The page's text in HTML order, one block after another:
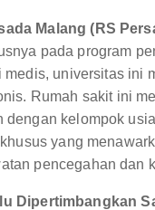
Malang (RS
pada program
universitas ini
Rumah sakit ini
dengan kelompok
yang
pencegahan dan
Dipertimbangkan